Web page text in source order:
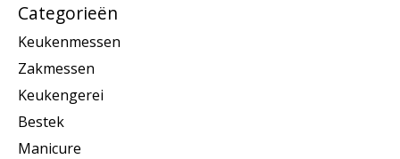
Categorieën
Keukenmessen
Zakmessen
Keukengerei
Bestek
Manicure